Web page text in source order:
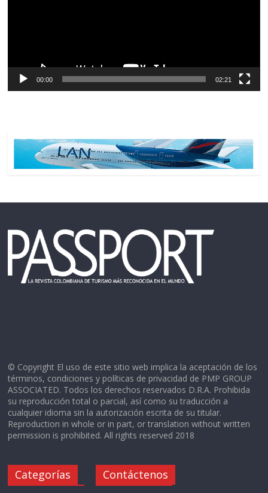
00:00 02:21
© Copyright El uso de este sitio web implica la aceptación de los
términos, condiciones y políticas de privacidad de PMP GROUP
ASSOCIATED. Todos los derechos reservados D.R.A. Prohibida
su reproducción total o parcial, así como su traducción a
cualquier idioma sin la autorización escrita de su titular.
Reproduction in whole or in part, or translation without written
permission is prohibited. All rights reserved 2018
Categorías Contáctenos